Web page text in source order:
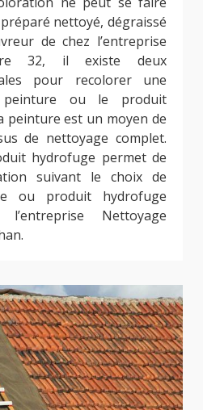
nettoyé, dégraissé
de chez l’entreprise
32, il existe deux
pour recolorer une
ou le produit
peinture est un moyen de
de nettoyage complet.
hydrofuge permet de
suivant le choix de
ou produit hydrofuge
Nettoyage